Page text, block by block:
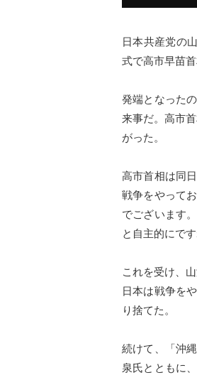
日本共産党の
式で高市早苗
発端となった
来事だ。高市
がった。
高市首相は同
戦争をやって
でございます
と自主的にで
これを受け、
日本は戦争を
り捨てた。
続けて、「沖
泉氏とともに